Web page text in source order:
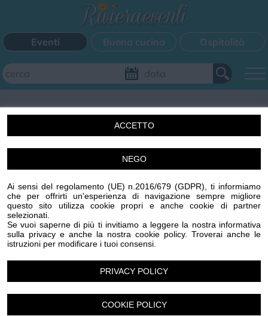
ACCETTO
NEGO
Ai sensi del regolamento (UE) n.2016/679 (GDPR), ti informiamo
che per offrirti un'esperienza di navigazione sempre migliore
questo sito utilizza cookie propri e anche cookie di partner
selezionati.
Se vuoi saperne di più ti invitiamo a leggere la nostra informativa
sulla privacy e anche la nostra cookie policy. Troverai anche le
istruzioni per modificare i tuoi consensi.
PRIVACY POLICY
COOKIE POLICY
Eventi Buona cucina Ospitalità
Aggiungi il tuo evento
FILTRI EVENTI
CATEGORIE EVENTI
BimbiCinemaCorsiCucina
MercatiniMusicaSagraSpettacoloSport
Chi siamo Privacy e Cookie
Un'idea di Centro Stampa Offset s.r.l. Imperia (IM) p.iva
00329410088 R.E.A. 65959 CCIAA IMPERIA
www.centrostampaoffset.it con la gentile collaborazione
di Grafiche Amadeo s.r.l. www.graficheamadeo.com
Privacy policy Cookie policyGestisci cookieCondizioni
Powered byCentro Stampa Offset
Image attributes